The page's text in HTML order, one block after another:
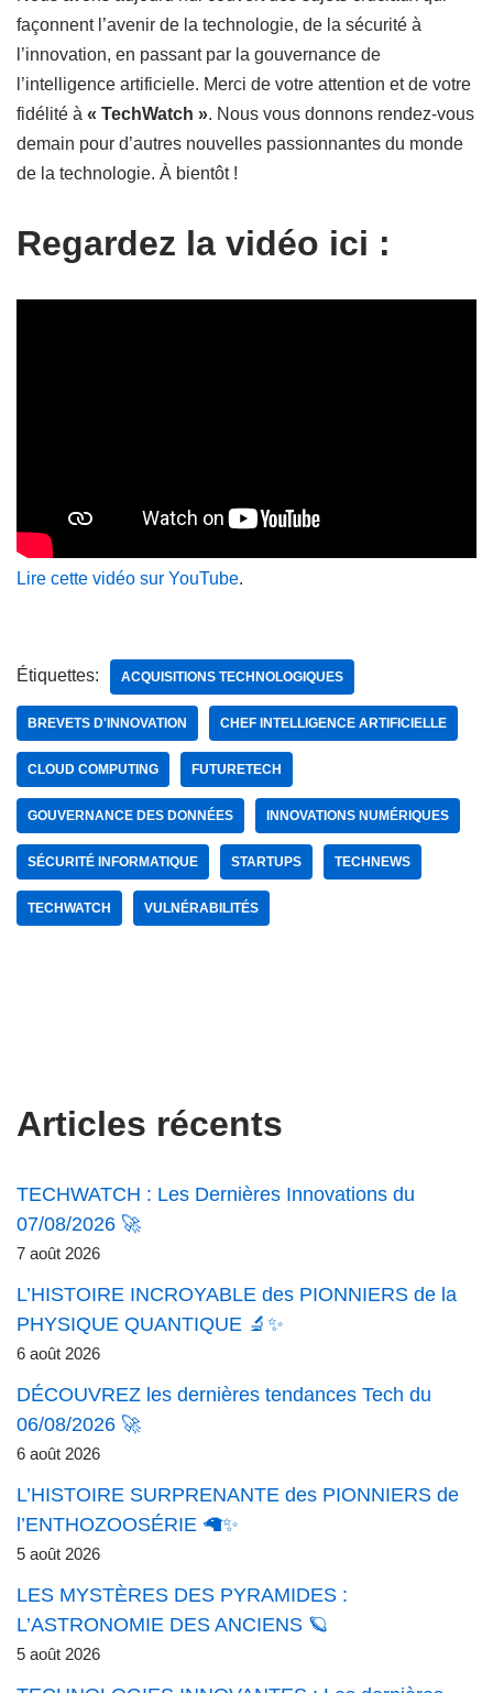
façonnent l’avenir de la technologie, de la sécurité à
l’innovation, en passant par la gouvernance de
l’intelligence artificielle. Merci de votre attention et de votre
fidélité à « TechWatch ». Nous vous donnons rendez-vous
demain pour d’autres nouvelles passionnantes du monde
de la technologie. À bientôt !
Regardez la vidéo ici :
Lire cette vidéo sur YouTube.
Étiquettes: ACQUISITIONS TECHNOLOGIQUES
BREVETS D'INNOVATION CHEF INTELLIGENCE ARTIFICIELLE
CLOUD COMPUTING FUTURETECH
GOUVERNANCE DES DONNÉES INNOVATIONS NUMÉRIQUES
SÉCURITÉ INFORMATIQUE STARTUPS TECHNEWS
TECHWATCH VULNÉRABILITÉS
Articles récents
TECHWATCH : Les Dernières Innovations du
07/08/2026 🚀
7 août 2026
L’HISTOIRE INCROYABLE des PIONNIERS de la
PHYSIQUE QUANTIQUE 🔬✨
6 août 2026
DÉCOUVREZ les dernières tendances Tech du
06/08/2026 🚀
6 août 2026
L’HISTOIRE SURPRENANTE des PIONNIERS de
l’ENTHOZOOSÉRIE 🦙✨
5 août 2026
LES MYSTÈRES DES PYRAMIDES :
L’ASTRONOMIE DES ANCIENS 🪐
5 août 2026